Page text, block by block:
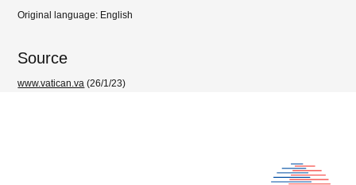
Original language: English
Source
www.vatican.va (26/1/23)